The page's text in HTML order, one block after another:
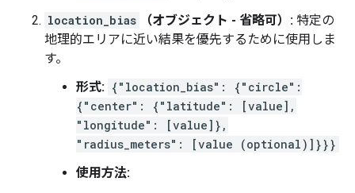
location_bias
（オブジェクト - 省略可）: 特定の
地理的エリアに近い結果を優先するために使用しま
す。
形式: {"location_bias": {"circle":
{"center": {"latitude": [value],
"longitude": [value]},
"radius_meters": [value (optional)]}}}
使用方法: